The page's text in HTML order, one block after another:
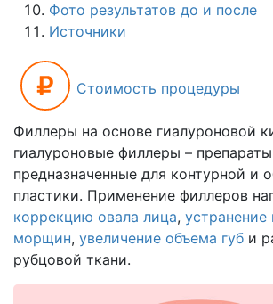
Фото результатов до и после
Источники
Стоимость процедуры
Филлеры на основе гиалуроновой
гиалуроновые филлеры –
предназначенные для контурной и
пластики. Применение филлеров
коррекцию овала лица, устранение
морщин, увеличение объема губ и
рубцовой ткани.